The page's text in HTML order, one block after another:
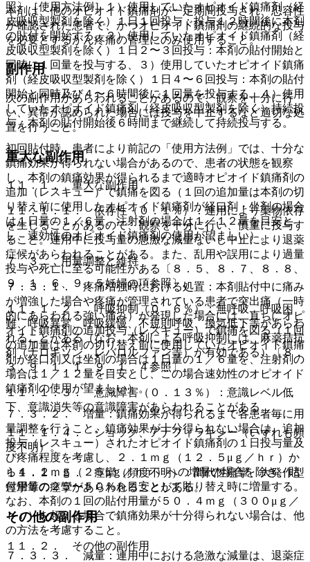
本剤は、他のオピオイド鎮痛剤が一定期間投与され、忍容性
が確認された患者で、かつオピオイド鎮痛剤の継続的な投与
を必要とするがん疼痛の管理にのみ使用すること。
副作用
次の副作用があらわれることがあるので、観察を十分に行
い、異常が認められた場合には投与を中止するなど適切な処
置を行うこと。
重大な副作用
１１．１． 重大な副作用
１１．１．１． 依存性（０．１％）：連用により薬物依存
を生じることがあるので、観察を十分に行い、慎重に投与す
ること。連用中に投与量の急激な減量ないし中止により退薬
症候があらわれることがある。また、乱用や誤用により過量
投与や死亡に至る可能性がある〔８．５、８．７、８．８、
９．１．６、９．５妊婦の項参照〕。
１１．１．２． 呼吸抑制（０．６％）：無呼吸、呼吸困
難、呼吸異常、呼吸緩慢、不規則呼吸、換気低下等があらわ
れることがある（なお、本剤による呼吸抑制には、麻薬拮抗
剤（ナロキソン、レバロルファン等）が有効である）〔８．
３、９．１．１、９．１．４参照〕。
１１．１．３． 意識障害（０．１３％）：意識レベル低
下、意識消失等の意識障害があらわれることがある。
１１．１．４． ショック、アナフィラキシー（いずれも頻
度不明）。
１１．１．５． 痙攣（頻度不明）：間代性痙攣、大発作型
痙攣等の痙攣があらわれることがある。
その他の副作用
１１．２． その他の副作用
照〕［使用方法例］１）使用していたオピオイド鎮痛剤（経
皮吸収型製剤を除く）１日１回投与：投与１２時間後に本剤
の貼付を開始する、２）使用していたオピオイド鎮痛剤（経
皮吸収型製剤を除く）１日２〜３回投与：本剤の貼付開始と
同時に１回量を投与する、３）使用していたオピオイド鎮痛
剤（経皮吸収型製剤を除く）１日４〜６回投与：本剤の貼付
開始と同時及び４〜６時間後に１回量を投与する、４）使用
していたオピオイド鎮痛剤（経皮吸収型製剤を除く）持続投
与：本剤の貼付開始後６時間まで継続して持続投与する。
初回貼付時、患者により前記の「使用方法例」では、十分な
鎮痛効果が得られない場合があるので、患者の状態を観察
し、本剤の鎮痛効果が得られるまで適時オピオイド鎮痛剤の
追加（レスキュー）で鎮痛を図る（１回の追加量は本剤の切
り替え前に使用したオピオイド鎮痛剤が経口剤・坐剤の場合
は１日量の１／６量、注射剤の場合は１／１２量を目安と
し、速効性のオピオイド鎮痛剤の使用が望ましい）。
７．３． 用量調整と維持
７．３．１． 疼痛増強時における処置：本剤貼付中に痛み
が増強した場合や疼痛が管理されている患者で突出痛（一時
的にあらわれる強い痛み）が発現した場合には、直ちにオピ
オイド鎮痛剤の追加投与（レスキュー）で鎮痛を図る（１回
の追加量は本剤の切り替え前に使用していたオピオイド鎮痛
剤が経口剤又は坐剤の場合は１日量の１／６量を、注射剤の
場合は１／１２量を目安とし、この場合速効性のオピオイド
鎮痛剤の使用が望ましい）。
７．３．２． 増量：鎮痛効果が得られるまで各患者毎に用
量調整を行うこと。鎮痛効果が十分得られない場合は、追加
投与（レスキュー）されたオピオイド鎮痛剤の１日投与量及
び疼痛程度を考慮し、２．１ｍｇ（１２．５μｇ／ｈｒ）か
ら４．２ｍｇ（２５μｇ／ｈｒ）への増量の場合を除き、貼
付用量の２５〜５０％を目安として貼り替え時に増量する。
なお、本剤の１回の貼付用量が５０．４ｍｇ（３００μｇ／
ｈｒ）を超える場合で鎮痛効果が十分得られない場合は、他
の方法を考慮すること。
７．３．３． 減量：連用中における急激な減量は、退薬症